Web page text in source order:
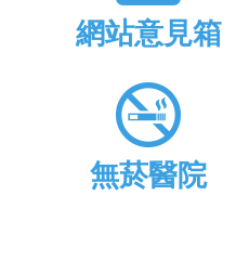
網站意見箱
無菸醫院